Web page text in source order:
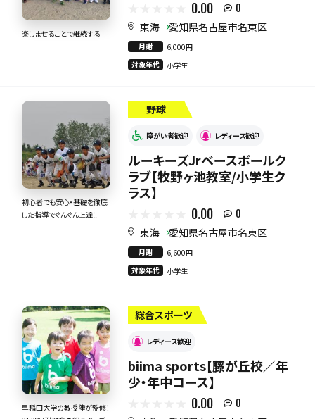
楽しませることで継続する
0.00 0
東海 愛知県名古屋市名東区
月謝
6,000円
対象年代
小学生
初心者でも安心・基礎を徹底
した指導でぐんぐん上達‼
野球
障がい者歓迎 レディース歓迎
ルーキーズJrベースボールク
ラブ【牧野ヶ池教室/小学生ク
ラス】
0.00 0
東海 愛知県名古屋市名東区
月謝
6,600円
対象年代
小学生
早稲田大学の教授陣が監修！
総合スポーツ
レディース歓迎
biima sports【藤が丘校／年
少・年中コース】
0.00 0